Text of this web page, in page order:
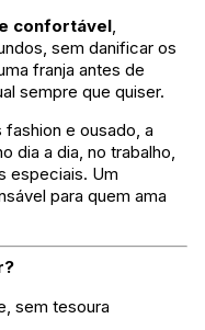
confortável,
sem danificar os
franja antes de
sempre que quiser.
e ousado, a
dia a dia, no trabalho,
especiais. Um
para quem ama
sem tesoura